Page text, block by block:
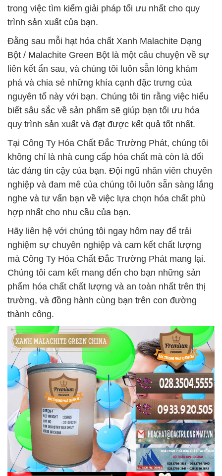
trong việc tìm kiếm giải pháp tối ưu nhất cho quy
trình sản xuất của bạn.
Đằng sau mỗi hạt hóa chất Xanh Malachite Dạng
Bột / Malachite Green Bột là một câu chuyện về sự
liên kết ẩn sau, và chúng tôi luôn sẵn lòng khám
phá và chia sẻ những khía cạnh đặc trưng của
nguyên tố này với bạn. Chúng tôi tin rằng việc hiểu
biết sâu sắc về sản phẩm sẽ giúp bạn tối ưu hóa
quy trình sản xuất và đạt được kết quả tốt nhất.
Tại Công Ty Hóa Chất Đắc Trường Phát, chúng tôi
không chỉ là nhà cung cấp hóa chất mà còn là đối
tác đáng tin cậy của bạn. Đội ngũ nhân viên chuyên
nghiệp và đam mê của chúng tôi luôn sẵn sàng lắng
nghe và tư vấn bạn về việc lựa chọn hóa chất phù
hợp nhất cho nhu cầu của bạn.
Hãy liên hệ với chúng tôi ngay hôm nay để trải
nghiệm sự chuyên nghiệp và cam kết chất lượng
mà Công Ty Hóa Chất Đắc Trường Phát mang lại.
Chúng tôi cam kết mang đến cho bạn những sản
phẩm hóa chất chất lượng và an toàn nhất trên thị
trường, và đồng hành cùng bạn trên con đường
thành công.